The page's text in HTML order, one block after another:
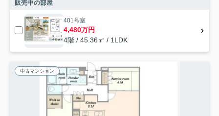
販売中の部屋
401号室
4,480万円
4階 / 45.36㎡ / 1LDK
中古マンション